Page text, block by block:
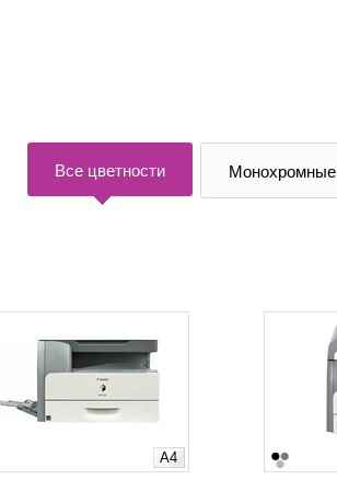
Все цветности Монохромные
A4